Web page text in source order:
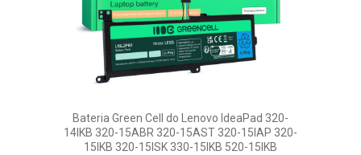
Bateria Green Cell do Lenovo IdeaPad 320-
14IKB 320-15ABR 320-15AST 320-15IAP 320-
15IKB 320-15ISK 330-15IKB 520-15IKB